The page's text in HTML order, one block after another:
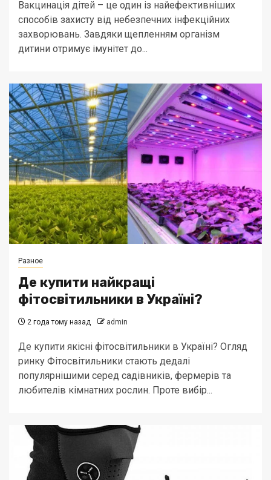
Вакцинація дітей – це один із найефективніших
способів захисту від небезпечних інфекційних
захворювань. Завдяки щепленням організм
дитини отримує імунітет до...
Разное
Де купити найкращі
фітосвітильники в Україні?
2 года тому назад admin
Де купити якісні фітосвітильники в Україні? Огляд
ринку Фітосвітильники стають дедалі
популярнішими серед садівників, фермерів та
любителів кімнатних рослин. Проте вибір...